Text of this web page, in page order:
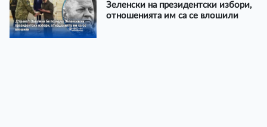
Зеленски на президентски избори,
отношенията им са се влошили